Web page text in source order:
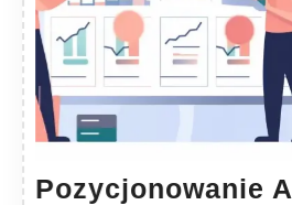
Pozycjonowanie